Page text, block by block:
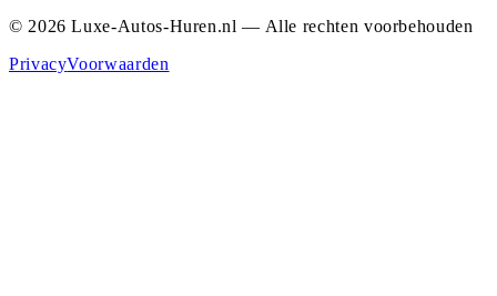
© 2026 Luxe-Autos-Huren.nl — Alle rechten voorbehouden
PrivacyVoorwaarden